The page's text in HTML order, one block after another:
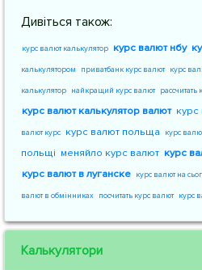
Дивіться також:
курс валют калькулятор курс валют нбу
калькулятором приватбанк курс валют курс
калькулятор найкращий курс валют рассчитать
курс валют калькулятор валют курс
валют курс курс валют польща курс
польщі меняйло курс валют курс
курс валют в луганске курс валют на
валют в обмінниках посчитать курс валют курс
Калькулятори